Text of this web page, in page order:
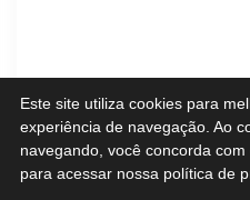
Este site utiliza cookies para
experiência de navegação. Ao
navegando, você concorda com
para acessar nossa política de